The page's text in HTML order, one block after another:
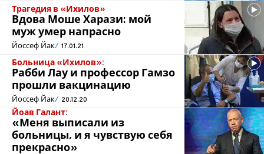
Трагедия в «Ихилов»
Вдова Моше Харази: мой
муж умер напрасно
Йоссеф Йак 17.01.21
Больница «Ихилов»:
Рабби Лау и профессор Гамзо
прошли вакцинацию
Йоссеф Йак 20.12.20
Йоав Галант:
«Меня выписали из
больницы, и я чувствую себя
прекрасно»